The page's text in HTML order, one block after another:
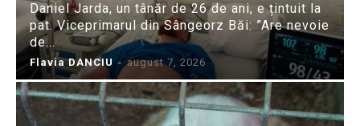
Daniel Jarda, un tânăr de 26 de ani, e țintuit la
pat. Viceprimarul din Sângeorz Băi: ”Are nevoie
de...
Flavia DANCIU - august 7, 2026